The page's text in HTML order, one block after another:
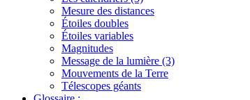
Mesure des distances
Étoiles doubles
Étoiles variables
Magnitudes
Message de la lumière (3)
Mouvements de la Terre
Télescopes géants